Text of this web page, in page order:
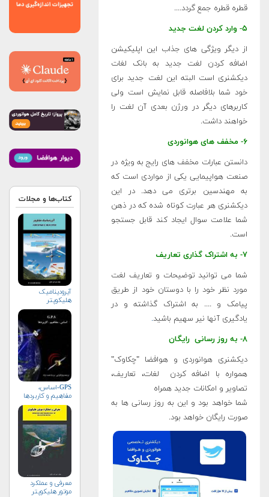
قطره قطره جمع گردد....
۵- وارد کردن لغت جدید
از دیگر ویژگی های جذاب این اپلیکیشن
اضافه کردن لغت جدید به بانک لغات
دیکشنری است البته این لغت جدید برای
خود شما بلافاصله قابل نمایش است ولی
کاربرهای دیگر در ورژن بعدی آن لغت را
خواهند داشت.
۶- مخفف های هوانوردی
دانستن عبارات مخفف های رایج به ویژه در
صنعت هواپیمایی یکی از مواردی است که
به مهندسین برتری می دهد. در این
دیکشنری هر عبارت کوتاه شده که در ذهن
شما علامت سوال ایجاد کند قابل جستجو
است.
۷- به اشتراک گذاری تعاریف
شما می توانید توضیحات و تعاریف لغت
مورد نظر خود را با دوستان خود از طریق
پیامک و .... به اشتراک گذاشته و در
یادگیری آنها نیر سهیم باشید.
۸- به روز رسانی رایگان
دیکشنری هوانوردی و هوافضا "چکاوک"
همواره با اضافه کردن لغات، تعاریف،
تصاویر و امکانات جدید همراه
شما خواهد بود و این به روز رسانی ها به
صورت رایگان خواهد بود.
کتاب‌ها و مجلات
آیرودینامیک
هلیکوپتر
GPS-اساس،
مفاهیم و کاربردها
معرفی و عملكرد
موتور هلیكوپتر